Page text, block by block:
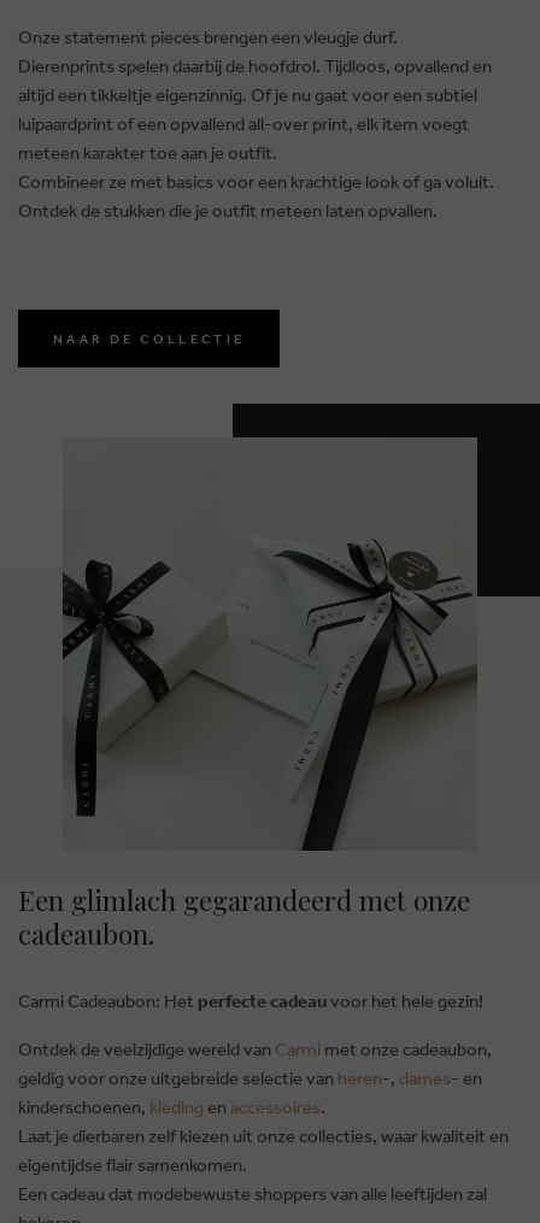
Onze statement pieces brengen een vleugje durf.
Dierenprints spelen daarbij de hoofdrol. Tijdloos, opvallend en
altijd een tikkeltje eigenzinnig. Of je nu gaat voor een subtiel
luipaardprint of een opvallend all-over print, elk item voegt
meteen karakter toe aan je outfit.
Combineer ze met basics voor een krachtige look of ga voluit.
Ontdek de stukken die je outfit meteen laten opvallen.
NAAR DE COLLECTIE
Een glimlach gegarandeerd met onze
cadeaubon.
Carmi Cadeaubon: Het perfecte cadeauvoor het hele gezin!
Ontdek de veelzijdige wereld van Carmi met onze cadeaubon,
geldig voor onze uitgebreide selectie van heren-, dames- en
kinderschoenen, kleding en accessoires.
Laat je dierbaren zelf kiezen uit onze collecties, waar kwaliteit en
eigentijdse flair samenkomen.
Een cadeau dat modebewuste shoppers van alle leeftijden zal